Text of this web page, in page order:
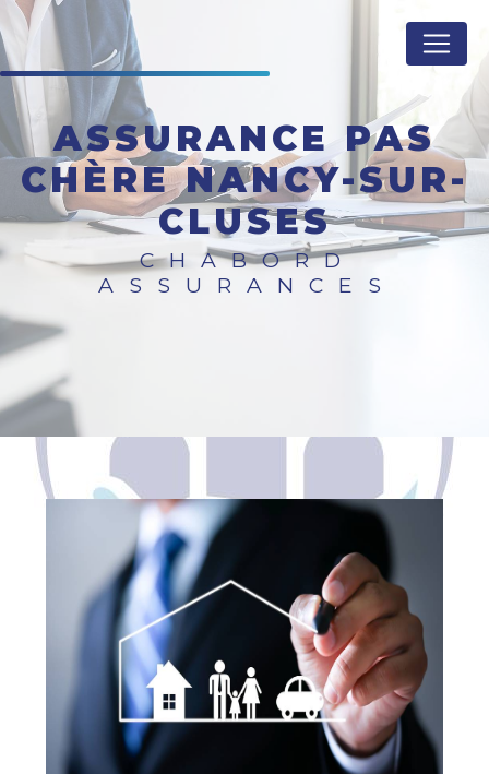
ASSURANCE PAS
CHÈRE NANCY-SUR-
CLUSES
CHABORD
ASSURANCES
Panneau de gestion des cookies